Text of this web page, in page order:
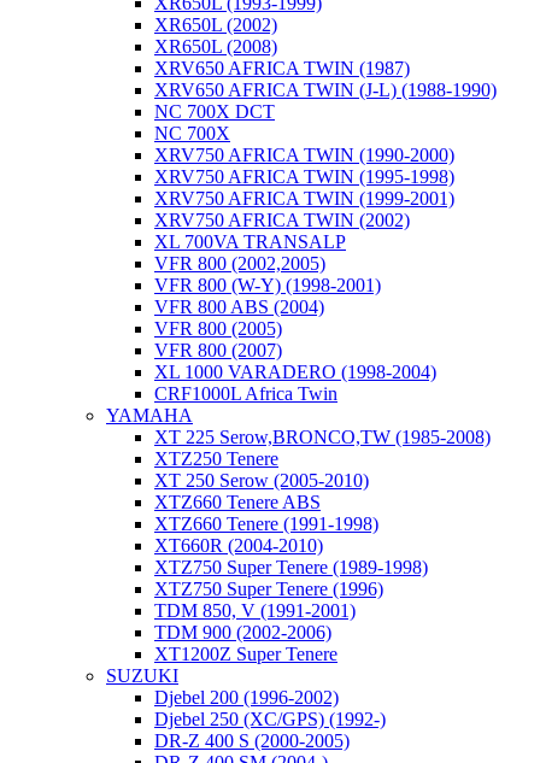
XR650L (2002)
XR650L (2008)
XRV650 AFRICA TWIN (1987)
XRV650 AFRICA TWIN (J-L) (1988-1990)
NC 700X DCT
NC 700X
XRV750 AFRICA TWIN (1990-2000)
XRV750 AFRICA TWIN (1995-1998)
XRV750 AFRICA TWIN (1999-2001)
XRV750 AFRICA TWIN (2002)
XL 700VA TRANSALP
VFR 800 (2002,2005)
VFR 800 (W-Y) (1998-2001)
VFR 800 ABS (2004)
VFR 800 (2005)
VFR 800 (2007)
XL 1000 VARADERO (1998-2004)
CRF1000L Africa Twin
YAMAHA
XT 225 Serow,BRONCO,TW (1985-2008)
XTZ250 Tenere
XT 250 Serow (2005-2010)
XTZ660 Tenere ABS
XTZ660 Tenere (1991-1998)
XT660R (2004-2010)
XTZ750 Super Tenere (1989-1998)
XTZ750 Super Tenere (1996)
TDM 850, V (1991-2001)
TDM 900 (2002-2006)
XT1200Z Super Tenere
SUZUKI
Djebel 200 (1996-2002)
Djebel 250 (XC/GPS) (1992-)
DR-Z 400 S (2000-2005)